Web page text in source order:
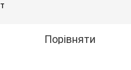
Порівняти